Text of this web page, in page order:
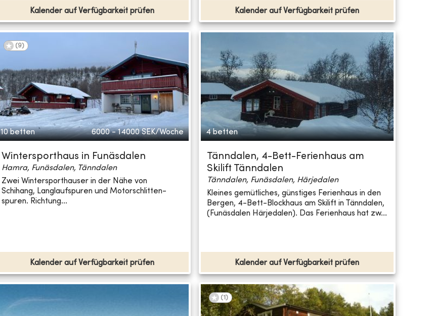
Kalender auf Verfügbarkeit prüfen Kalender auf Verfügbarkeit prüfen
(9)
10 betten 6000 - 14000 SEK/Woche
Wintersporthaus in Funäsdalen
Hamra, Funäsdalen, Tänndalen
Zwei Wintersporthauser in der Nähe von
Schihang, Langlaufspuren und Motorschlitten-
spuren. Richtung...
Kalender auf Verfügbarkeit prüfen
4 betten
Tänndalen, 4-Bett-Ferienhaus am
Skilift Tänndalen
Tänndalen, Funäsdalen, Härjedalen
Kleines gemütliches, günstiges Ferienhaus in den
Bergen, 4-Bett-Blockhaus am Skilift in Tänndalen,
(Funäsdalen Härjedalen). Das Ferienhaus hat zw...
Kalender auf Verfügbarkeit prüfen
(1 )